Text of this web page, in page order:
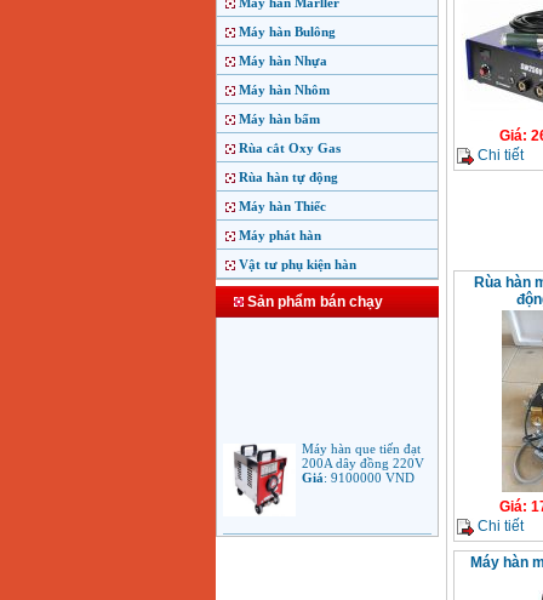
Máy hàn Bulông
Máy hàn Nhựa
Máy hàn Nhôm
Máy hàn bấm
Rùa cắt Oxy Gas
Rùa hàn tự động
Máy hàn Thiếc
Máy phát hàn
Vật tư phụ kiện hàn
Sản phẩm bán chạy
200A dây đồng 220V
Giá:9100000VND
Giá:
Chi tiết
Rùa hàn
Giá:
Chi tiết
Máy hàn